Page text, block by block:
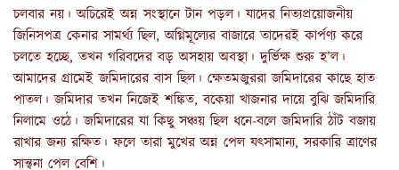
চলবার নয়। অচিরেই অন্ন সংস্থানে টান পড়ল। যাদের নিত্যপ্রয়োজনীয়
জিনিসপত্র কেনার সামর্থ্য ছিল, অগ্নিমূল্যের বাজারে তাদেরই কার্পণ্য করে
চলতে হচ্ছে, তখন গরিবদের বড় অসহায় অবস্থা। দুর্ভিক্ষ শুরু হ’ল।
আমাদের গ্রামেই জমিদারের বাস ছিল। ক্ষেতমজুররা জমিদারের কাছে হাত
পাতল। জমিদার তখন নিজেই শঙ্কিত, বকেয়া খাজনার দায়ে বুঝি জমিদারি
নিলামে ওঠে। জমিদারের যা কিছু সঞ্চয় ছিল ধনে-বলে জমিদারি ঠাঁট বজায়
রাখার জন্য রক্ষিত। ফলে তারা মুখের অন্ন পেল যৎসামান্য, সরকারি ত্রাণের
সান্ত্বনা পেল বেশি।